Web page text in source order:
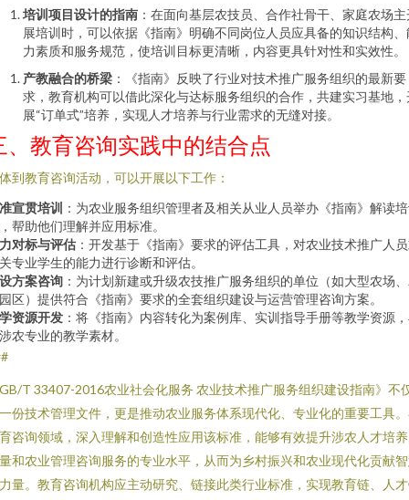
培训项目设计的指南 ：在面向基层农技员、合作社骨干、家庭农场
展培训时，可以依据《指南》明确不同岗位人员应具备的知识结构、
力素质和服务规范，使培训目标更清晰，内容更具针对性和实效性。
产教融合的桥梁 ：《指南》反映了行业对技术推广服务组织的最新要
求，教育机构可以借此深化与达标服务组织的合作，共建实习基地，
展“订单式”培养，实现人才培养与行业需求的无缝对接。
、教育咨询实践中的结合点
到教育咨询活动，可以开展以下工作：
宣贯培训 ：为农业服务组织管理者及相关从业人员举办《指南》解读
帮助他们理解并应用标准。
对标与评估 ：开发基于《指南》要求的评估工具，对农业技术推广人
专业学生的能力进行诊断和评估。
方案咨询 ：为计划新建或升级农技推广服务组织的单位（如大型农场
区）提供符合《指南》要求的全套组织建设与运营管理咨询方案。
资源开发 ：将《指南》内容转化为案例库、实训指导手册等教学资源
农专业的教学素材。
T 33407-2016农业社会化服务 农业技术推广服务组织建设指南》不
份技术管理文件，更是推动农业服务体系现代化、专业化的重要工具
咨询领域，深入理解和创造性应用该标准，能够有效提升涉农人才培
和农业管理咨询服务的专业水平，从而为乡村振兴和农业现代化贡献
量。教育咨询机构应主动研究、链接此类行业标准，实现教育链、人